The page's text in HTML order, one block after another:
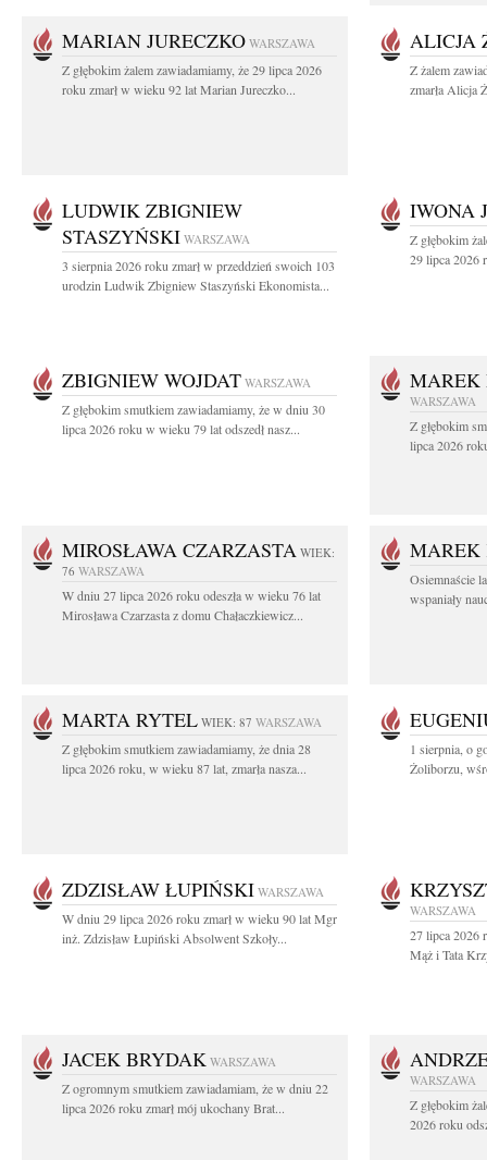
MARIAN JURECZKO WARSZAWA
Z głębokim żalem zawiadamiamy, że 29 lipca 2026
roku zmarł w wieku 92 lat Marian Jureczko...
ALICJA
Z żalem
zmarła Alicja
LUDWIK ZBIGNIEW
STASZYŃSKI WARSZAWA
3 sierpnia 2026 roku zmarł w przeddzień swoich 103
urodzin Ludwik Zbigniew Staszyński Ekonomista...
IWONA
Z głębokim
29 lipca 2026
ZBIGNIEW WOJDAT WARSZAWA
Z głębokim smutkiem zawiadamiamy, że w dniu 30
lipca 2026 roku w wieku 79 lat odszedł nasz...
MAREK
WARSZAWA
Z głębokim
lipca 2026
MIROSŁAWA CZARZASTA WIEK:
76 WARSZAWA
W dniu 27 lipca 2026 roku odeszła w wieku 76 lat
Mirosława Czarzasta z domu Chałaczkiewicz...
MAREK
Osiemnaście
wspaniały
MARTA RYTEL WIEK: 87 WARSZAWA
Z głębokim smutkiem zawiadamiamy, że dnia 28
lipca 2026 roku, w wieku 87 lat, zmarła nasza...
1 sierpnia, o
Żoliborzu,
ZDZISŁAW ŁUPIŃSKI WARSZAWA
W dniu 29 lipca 2026 roku zmarł w wieku 90 lat Mgr
inż. Zdzisław Łupiński Absolwent Szkoły...
WARSZAWA
27 lipca 2026
Mąż i Tata
JACEK BRYDAK WARSZAWA
Z ogromnym smutkiem zawiadamiam, że w dniu 22
lipca 2026 roku zmarł mój ukochany Brat...
WARSZAWA
Z głębokim
2026 roku